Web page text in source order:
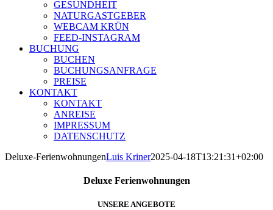
GESUNDHEIT
NATURGASTGEBER
WEBCAM KRÜN
FEED-INSTAGRAM
BUCHUNG
BUCHEN
BUCHUNGSANFRAGE
PREISE
KONTAKT
KONTAKT
ANREISE
IMPRESSUM
DATENSCHUTZ
Deluxe-FerienwohnungenLuis Kriner2025-04-18T13:21:31+02:00
Deluxe Ferienwohnungen
UNSERE ANGEBOTE